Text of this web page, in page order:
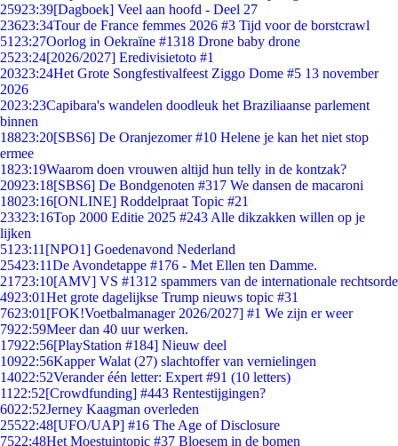
25923:39[Dagboek] Veel aan hoofd - Deel 27
23623:34Tour de France femmes 2026 #3 Tijd voor de borstcrawl
51 23:27Oorlog in Oekraïne #1318 Drone baby drone
2523:24[2026/2027] Eredivisietoto #1
20323:24Het Grote Songfestivalfeest Ziggo Dome #5 13 november
2026
2023:23Capibara's wandelen doodleuk het Braziliaanse parlement
binnen
18823:20[SBS6] De Oranjezomer #10 Helene je kan het niet stop
ermee
1823:19Waarom doen vrouwen altijd hun telly in de kontzak?
20923:18[SBS6] De Bondgenoten #317 We dansen de macaroni
18023:16[ONLINE] Roddelpraat Topic #21
23323:16Top 2000 Editie 2025 #243 Alle dikzakken willen op je
lijken
51 23:11 [NPO1] Goedenavond Nederland
25423:11De Avondetappe #176 - Met Ellen ten Damme.
21723:10[AMV] VS #1312 spammers van de internationale rechtsorde
4923:01Het grote dagelijkse Trump nieuws topic #31
7623:01 [FOK!Voetbalmanager 2026/2027] #1 We zijn er weer
7922:59Meer dan 40 uur werken.
17922:56[PlayStation #184] Nieuw deel
10922:56Kapper Walat (27) slachtoffer van vernielingen
14022:52Verander één letter: Expert #91 (10 letters)
11 22:52[Crowdfunding] #443 Rentestijgingen?
6022:52Jerney Kaagman overleden
25522:48[UFO/UAP] #16 The Age of Disclosure
7522:48Het Moestuintopic #37 Bloesem in de bomen